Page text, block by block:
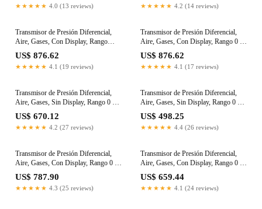
★★★★★ 4.0 (13 reviews) ★★★★★ 4.2 (14 reviews)
Transmisor de Presión Diferencial,
Aire, Gases, Con Display, Rango
+/-1000Pa, Salida 4-20mA
US$ 876.62
★★★★★ 4.1 (19 reviews)
Transmisor de Presión Diferencial,
Aire, Gases, Con Display, Rango 0 a
124mbar, Salida 4-20mA
US$ 876.62
★★★★★ 4.1 (17 reviews)
Transmisor de Presión Diferencial,
Aire, Gases, Sin Display, Rango 0 a
150mmWC Salida 4-20mA
US$ 670.12
★★★★★ 4.2 (27 reviews)
Transmisor de Presión Diferencial,
Aire, Gases, Sin Display, Rango 0 a
12000Pa, Salida 4-20mA
US$ 498.25
★★★★★ 4.4 (26 reviews)
Transmisor de Presión Diferencial,
Aire, Gases, Con Display, Rango 0 a
12000Pa, Salida 0-5Vdc
US$ 787.90
★★★★★ 4.3 (25 reviews)
Transmisor de Presión Diferencial,
Aire, Gases, Con Display, Rango 0 a
130mmWC Salida 4-20mA
US$ 659.44
★★★★★ 4.1 (24 reviews)